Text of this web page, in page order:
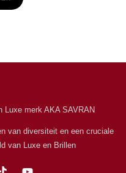
van diversiteit en een cruciale
van Luxe en Brillen